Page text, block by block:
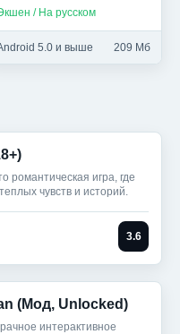
/ На русском
5.0 и выше 209 Мб
романтическая игра, где
чувств и историй.
3.6
(Мод, Unlocked)
интерактивное